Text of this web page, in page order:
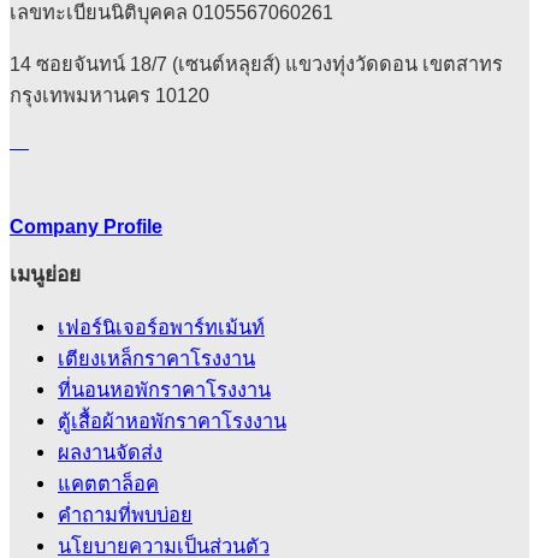
เลขทะเบียนนิติบุคคล 0105567060261
14 ซอยจันทน์ 18/7 (เซนต์หลุยส์) แขวงทุ่งวัดดอน เขตสาทร
กรุงเทพมหานคร 10120
Company Profile
เมนูย่อย
เฟอร์นิเจอร์อพาร์ทเม้นท์
เตียงเหล็กราคาโรงงาน
ที่นอนหอพักราคาโรงงาน
ตู้เสื้อผ้าหอพักราคาโรงงาน
ผลงานจัดส่ง
แคตตาล็อค
คําถามที่พบบ่อย
นโยบายความเป็นส่วนตัว